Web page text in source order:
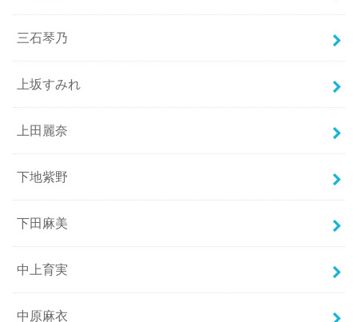
三石琴乃
上坂すみれ
上田麗奈
下地紫野
下田麻美
中上育実
中原麻衣